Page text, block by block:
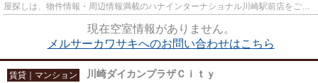
屋探しは、物件情報・周辺情報満載のハナインターナショナル川崎駅前店をご利
現在空室情報がありません。
メルサーカワサキへのお問い合わせはこちら
賃貸｜マンション 川崎ダイカンプラザＣｉｔｙ